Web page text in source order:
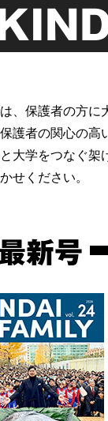
、保護者の方に
護者の関心の高
大学をつなぐ架
せください。
新号